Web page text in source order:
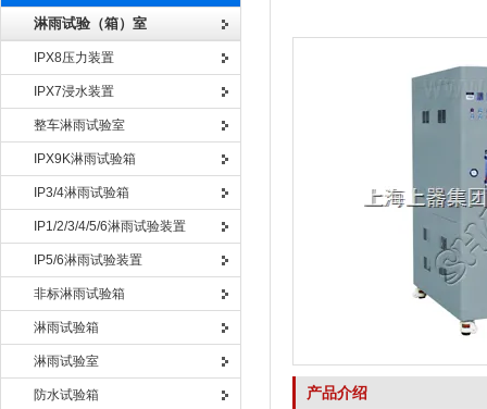
淋雨试验（箱）室
IPX8压力装置
IPX7浸水装置
整车淋雨试验室
IPX9K淋雨试验箱
IP3/4淋雨试验箱
IP1/2/3/4/5/6淋雨试验装置
IP5/6淋雨试验装置
非标淋雨试验箱
淋雨试验箱
淋雨试验室
防水试验箱 产品介绍